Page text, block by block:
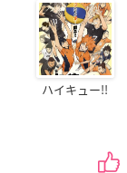
ハイキュー!!